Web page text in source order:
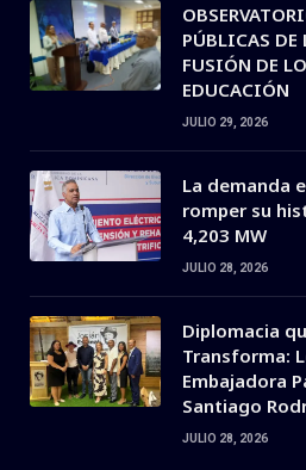
PÚBLICAS DE
FUSIÓN DE
EDUCACIÓN
JULIO 29, 2026
La demanda
romper su
4,203 MW
JULIO 28, 2026
Diplomacia
Transforma:
Embajadora
Santiago
JULIO 28, 2026